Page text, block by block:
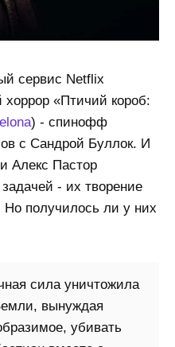
сервис Netflix
«Птичий короб:
) - спинофф
с Сандрой Буллок. И
Алекс Пастор
- их творение
Но получилось ли у них
сила уничтожила
вынуждая
убивать